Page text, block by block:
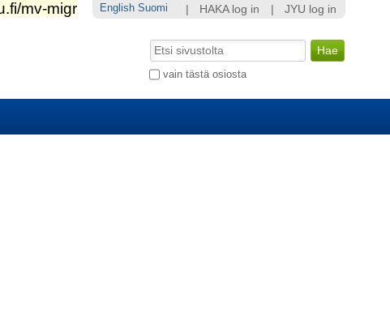
Hae
vain tästä osiosta
Laajennettu
HAKA log in JYU log in
English Suomi